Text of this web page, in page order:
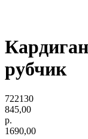
рубчик
722130
845,00
р.
1690,00